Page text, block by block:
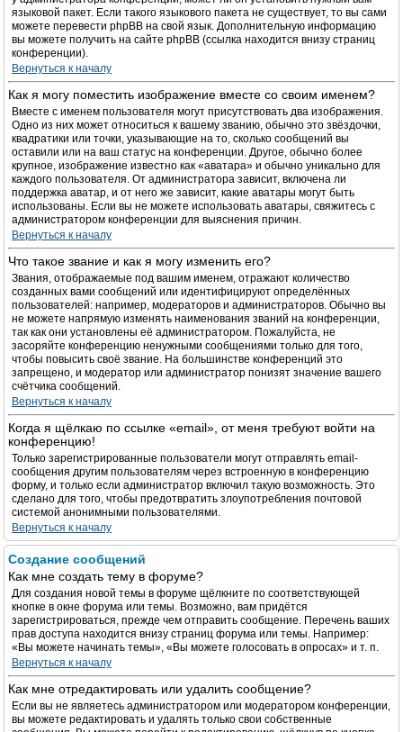
языковой пакет. Если такого языкового пакета не существует, то вы сами
можете перевести phpBB на свой язык. Дополнительную информацию
вы можете получить на сайте phpBB (ссылка находится внизу страниц
конференции).
Вернуться к началу
Как я могу поместить изображение вместе со своим именем?
Вместе с именем пользователя могут присутствовать два изображения.
Одно из них может относиться к вашему званию, обычно это звёздочки,
квадратики или точки, указывающие на то, сколько сообщений вы
оставили или на ваш статус на конференции. Другое, обычно более
крупное, изображение известно как «аватара» и обычно уникально для
каждого пользователя. От администратора зависит, включена ли
поддержка аватар, и от него же зависит, какие аватары могут быть
использованы. Если вы не можете использовать аватары, свяжитесь с
администратором конференции для выяснения причин.
Вернуться к началу
Что такое звание и как я могу изменить его?
Звания, отображаемые под вашим именем, отражают количество
созданных вами сообщений или идентифицируют определённых
пользователей: например, модераторов и администраторов. Обычно вы
не можете напрямую изменять наименования званий на конференции,
так как они установлены её администратором. Пожалуйста, не
засоряйте конференцию ненужными сообщениями только для того,
чтобы повысить своё звание. На большинстве конференций это
запрещено, и модератор или администратор понизят значение вашего
счётчика сообщений.
Вернуться к началу
Когда я щёлкаю по ссылке «email», от меня требуют войти на
конференцию!
Только зарегистрированные пользователи могут отправлять email-
сообщения другим пользователям через встроенную в конференцию
форму, и только если администратор включил такую возможность. Это
сделано для того, чтобы предотвратить злоупотребления почтовой
системой анонимными пользователями.
Вернуться к началу
Создание сообщений
Как мне создать тему в форуме?
Для создания новой темы в форуме щёлкните по соответствующей
кнопке в окне форума или темы. Возможно, вам придётся
зарегистрироваться, прежде чем отправить сообщение. Перечень ваших
прав доступа находится внизу страниц форума или темы. Например:
«Вы можете начинать темы», «Вы можете голосовать в опросах» и т. п.
Вернуться к началу
Как мне отредактировать или удалить сообщение?
Если вы не являетесь администратором или модератором конференции,
вы можете редактировать и удалять только свои собственные